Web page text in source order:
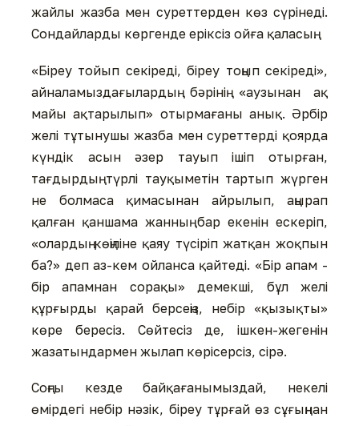
жайлы жазба мен суреттерден көз сүрінеді.
Сондайларды көргенде еріксіз ойға қаласың.
«Біреу тойып секіреді, біреу тоңып секіреді»,
айналамыздағылардың бəрінің «аузынан ақ
майы ақтарылып» отырмағаны анық. Əрбір
желі тұтынушы жазба мен суреттерді қоярда
күндік асын əзер тауып ішіп отырған,
тағдырдың түрлі тауқыметін тартып жүрген
не болмаса қимасынан айрылып, аңырап
қалған қаншама жанның бар екенін ескеріп,
«олардың көңіліне қаяу түсіріп жатқан жоқпын
ба?» деп аз-кем ойланса қайтеді. «Бір апам -
бір апамнан сорақы» демекші, бұл желі
құрғырды қарай берсеңіз, небір «қызықты»
көре бересіз. Сөйтесіз де, ішкен-жегенін
жазатындармен жылап көрісерсіз, сірə.
Соңғы кезде байқағанымыздай, некелі
өмірдегі небір нəзік, біреу тұрғай өз сұғыңнан